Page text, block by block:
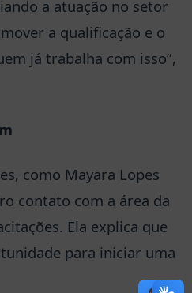
a atuação no setor
a qualificação e o
já trabalha com isso”,
como Mayara Lopes
contato com a área da
Ela explica que
para iniciar uma